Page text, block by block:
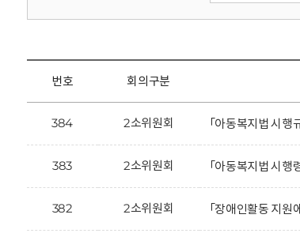
번호 회의구분
384 2소위원회 「아동복지법 시
383 2소위원회 「아동복지법 시
382 2소위원회 「장애인활동 지